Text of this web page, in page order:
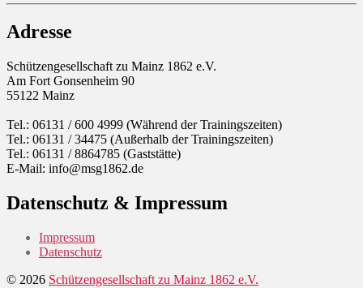
Adresse
Schützengesellschaft zu Mainz 1862 e.V.
Am Fort Gonsenheim 90
55122 Mainz
Tel.: 06131 / 600 4999 (Während der Trainingszeiten)
Tel.: 06131 / 34475 (Außerhalb der Trainingszeiten)
Tel.: 06131 / 8864785 (Gaststätte)
E-Mail: info@msg1862.de
Datenschutz & Impressum
Impressum
Datenschutz
© 2026 Schützengesellschaft zu Mainz 1862 e.V.